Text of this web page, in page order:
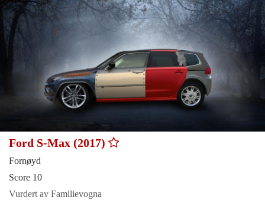
Ford S-Max (2017)
Fornøyd
Score 10
Vurdert av Familievogna